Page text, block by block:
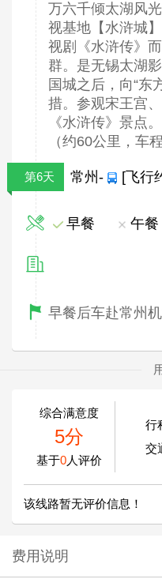
万六千倾太湖风
视基地【水浒城
视剧《水浒传》
群。是无锡太湖
国城之后，向“东
措。参观宋王宫
《水浒传》景点
（约60公里，车
第6天 常州- [飞行
早餐 午餐
早餐后车赴常州
综合满意度
5分
基于0人评价
行
交
该线路暂无评价信息！
费用说明